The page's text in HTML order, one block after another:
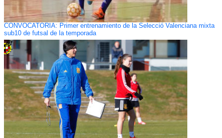
CONVOCATORIA: Primer entrenamiento de la Selecció Valenciana mixta
sub10 de futsal de la temporada